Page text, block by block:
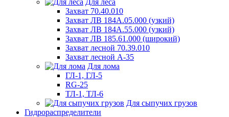
Для леса
Захват 70.40.010
Захват ЛВ 184А.05.000 (узкий)
Захват ЛВ 184А.55.000 (узкий)
Захват ЛВ 185.61.000 (широкий)
Захват лесной 70.39.010
Захват лесной А-35
Для лома
ГЛ-1, ГЛ-5
RG-25
ТЛ-1, ТЛ-6
Для сыпучих грузов
Гидрораспределители